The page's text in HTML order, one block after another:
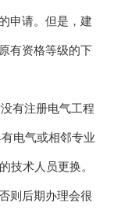
申请。但是，建
有资格等级的下
有注册电气工程
电气或相邻专业
技术人员更换。
则后期办理会很